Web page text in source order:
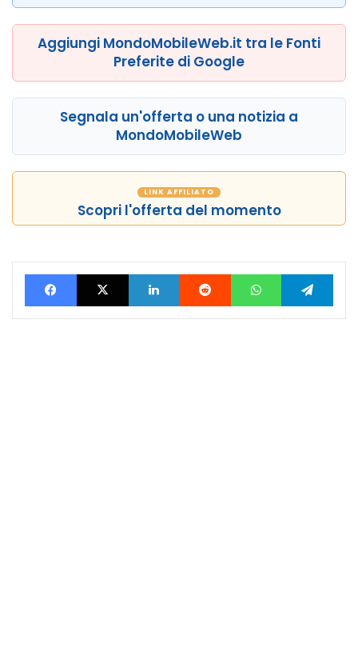
Aggiungi MondoMobileWeb.it tra le Fonti
Preferite di Google
Segnala un'offerta o una notizia a
MondoMobileWeb
LINK AFFILIATO
Scopri l'offerta del momento
FacebookX LinkedIn Reddit WhatsApp